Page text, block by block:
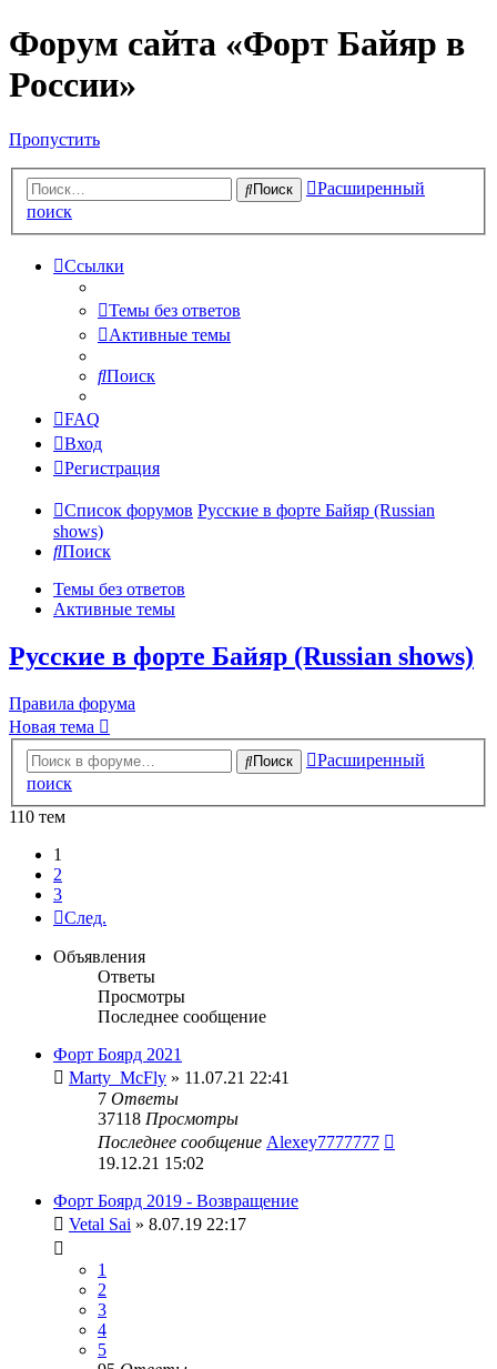
Форум сайта «Форт Байяр в
России»
Пропустить
Поиск
Расширенный
поиск
Ссылки
Темы без ответов
Активные темы
Поиск
FAQ
Вход
Регистрация
Список форумов Русские в форте Байяр (Russian
shows)
Поиск
Темы без ответов
Активные темы
Русские в форте Байяр (Russian shows)
Правила форума
Новая тема
Поиск
Расширенный
поиск
110 тем
1
2
3
След.
Объявления
Ответы
Просмотры
Последнее сообщение
Форт Боярд 2021
Marty_McFly » 11.07.21 22:41
7 Ответы
37118 Просмотры
Последнее сообщение Alexey7777777
19.12.21 15:02
Форт Боярд 2019 - Возвращение
Vetal Sai » 8.07.19 22:17
1
2
3
4
5